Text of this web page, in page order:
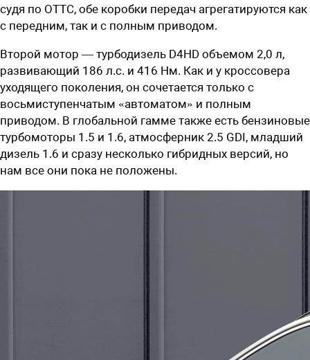
судя по ОТТС, обе коробки передач агрегатируются как
с передним, так и с полным приводом.
Второй мотор — турбодизель D4HD объемом 2,0 л,
развивающий 186 л.с. и 416 Нм. Как и у кроссовера
уходящего поколения, он сочетается только с
восьмиступенчатым «автоматом» и полным
приводом. В глобальной гамме также есть бензиновые
турбомоторы 1.5 и 1.6, атмосферник 2.5 GDI, младший
дизель 1.6 и сразу несколько гибридных версий, но
нам все они пока не положены.